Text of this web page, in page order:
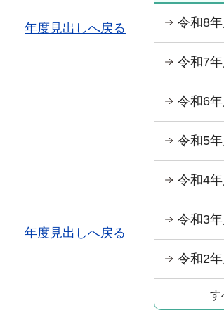
年度見出しへ戻る
年度見出しへ戻る
令和8
令和7
令和6
令和5
令和4
令和3
令和2
す